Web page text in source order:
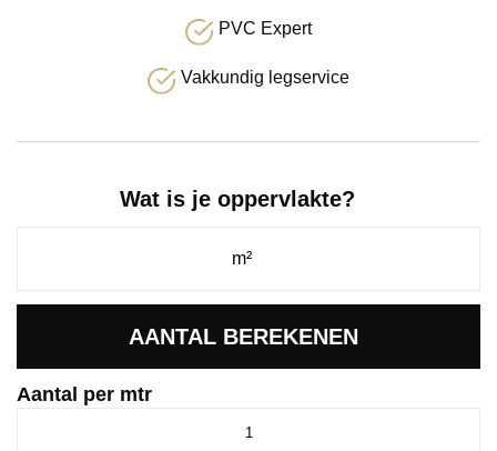
PVC Expert
Vakkundig legservice
Wat is je oppervlakte?
AANTAL BEREKENEN
Aantal per mtr